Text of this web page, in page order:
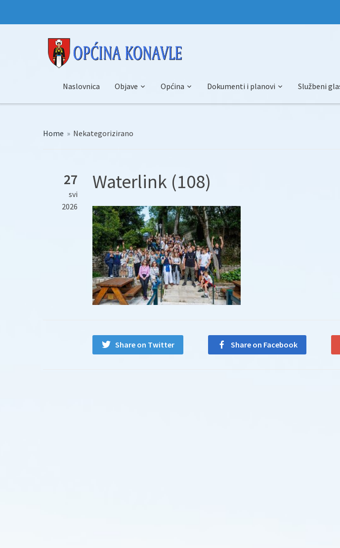
Naslovnica Objave Općina Dokumenti i planovi Službeni
Home » Nekategorizirano
27
svi
2026
Waterlink (108)
Share on Twitter Share on Facebook